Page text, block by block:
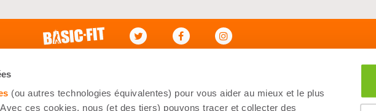
(ou autres technologies équivalentes) pour vous aider au mieux et le plus
ces cookies, nous (et des tiers) pouvons tracer et collecter des
Mes commandes